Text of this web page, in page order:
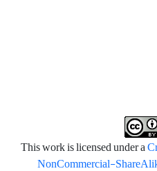
NonCommercial-